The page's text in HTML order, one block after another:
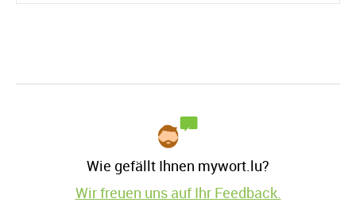
Wie gefällt Ihnen mywort.lu?
Wir freuen uns auf Ihr Feedback.